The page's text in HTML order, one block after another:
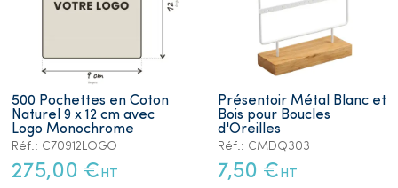
500 Pochettes en Coton
Naturel 9 x 12 cm avec
Logo Monochrome
Réf.: C70912LOGO
275,00 € HT
Présentoir Métal Blanc et
Bois pour Boucles
d'Oreilles
Réf.: CMDQ303
7,50 € HT